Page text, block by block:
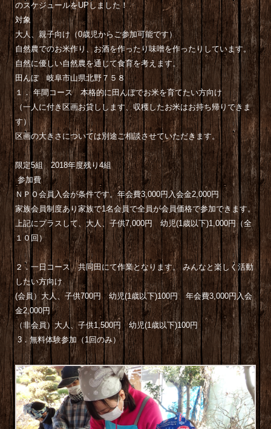
のスケジュールをUPしました！
対象
大人、親子向け（0歳児からご参加可能です）
自然農でのお米作り、お酒を作ったり味噌を作ったりしています。
自然に優しい自然農を通じて食育を考えます。
田んぼ岐阜市山県北野７５８
１． 年間コース 本格的に田んぼでお米を育てたい方向け
（一人に付き区画お貸しします、収穫したお米はお持ち帰りできま
す）
区画の大きさについては別途ご相談させていただきます。
限定5組 2018年度残り4組
参加費
ＮＰＯ会員入会が条件です。年会費3,000円入会金2,000円
家族会員制度あり家族で1名会員で全員が会員価格で参加できます。
上記にプラスして、大人、子供7,000円 幼児(1歳以下)1,000円（全
１０回）
２．一日コース 共同田にて作業となります。 みんなと楽しく活動
したい方向け
(会員）大人、子供700円 幼児(1歳以下)100円 年会費3,000円入会
金2,000円
（非会員）大人、子供1,500円 幼児(1歳以下)100円
3．無料体験参加（1回のみ）